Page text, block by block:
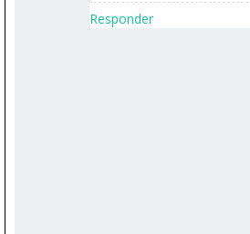
Responder